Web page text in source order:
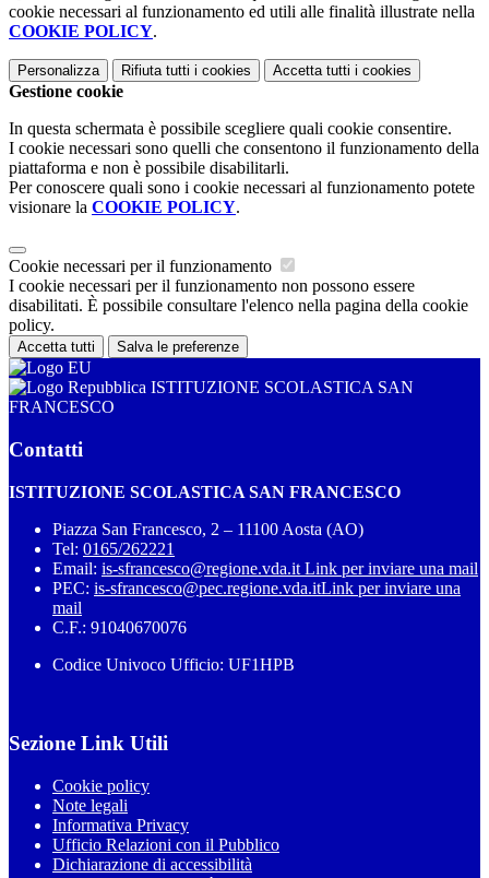
cookie necessari al funzionamento ed utili alle finalità illustrate nella
COOKIE POLICY.
Personalizza Rifiuta tutti i cookies Accetta tutti i cookies
Gestione cookie
In questa schermata è possibile scegliere quali cookie consentire.
I cookie necessari sono quelli che consentono il funzionamento della
piattaforma e non è possibile disabilitarli.
Per conoscere quali sono i cookie necessari al funzionamento potete
visionare la COOKIE POLICY.
Cookie necessari per il funzionamento
I cookie necessari per il funzionamento non possono essere
disabilitati. È possibile consultare l'elenco nella pagina della cookie
policy.
Accetta tutti Salva le preferenze
ISTITUZIONE SCOLASTICA SAN
FRANCESCO
Contatti
ISTITUZIONE SCOLASTICA SAN FRANCESCO
Piazza San Francesco, 2 – 11100 Aosta (AO)
Tel: 0165/262221
Email: is-sfrancesco@regione.vda.it Link per inviare una mail
PEC: is-sfrancesco@pec.regione.vda.itLink per inviare una
mail
C.F.: 91040670076
Codice Univoco Ufficio: UF1HPB
Sezione Link Utili
Cookie policy
Note legali
Informativa Privacy
Ufficio Relazioni con il Pubblico
Dichiarazione di accessibilità